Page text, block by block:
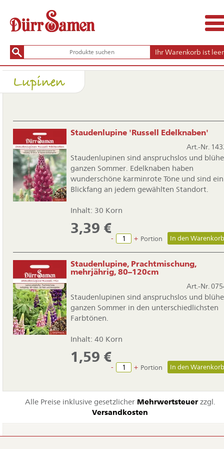
Ihr Warenkorb ist
Lupinen
Staudenlupine 'Russell Edelknaben'
Art.-Nr.
Staudenlupinen sind anspruchslos und
ganzen Sommer. Edelknaben haben
wunderschöne karminrote Töne und sind ein
Blickfang an jedem gewählten Standort.
Inhalt: 30 Korn
3,39 €
- + Portion
Staudenlupine, Prachtmischung,
mehrjährig, 80–120cm
Art.-Nr.
Staudenlupinen sind anspruchslos und
ganzen Sommer in den unterschiedlichsten
Farbtönen.
Inhalt: 40 Korn
1,59 €
- + Portion
Alle Preise inklusive gesetzlicher Mehrwertsteuerzzgl.
Versandkosten